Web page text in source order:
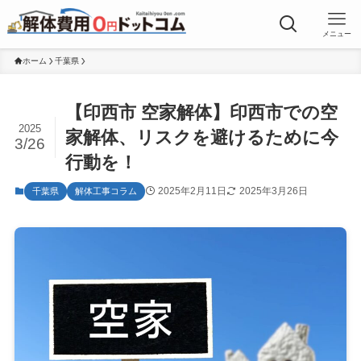
メニュー
ホーム 千葉県
【印西市 空家解体】印西市での空
家解体、リスクを避けるために今
行動を！
2025
3/26
千葉県 解体工事コラム 2025年2月11日 2025年3月26日